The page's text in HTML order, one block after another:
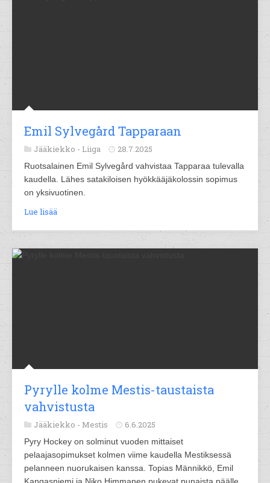
Emil Sylvegård Tapparaan
Jääkiekko - Liiga 28.7.2025
Ruotsalainen Emil Sylvegård vahvistaa Tapparaa tulevalla
kaudella. Lähes satakiloisen hyökkääjäkolossin sopimus
on yksivuotinen.
Lue lisää
Pyrylle kolme Mestis-taustaista
vahvistusta
Jääkiekko - Mestis 6.6.2025
Pyry Hockey on solminut vuoden mittaiset
pelaajasopimukset kolmen viime kaudella Mestiksessä
pelanneen nuorukaisen kanssa. Topias Männikkö, Emil